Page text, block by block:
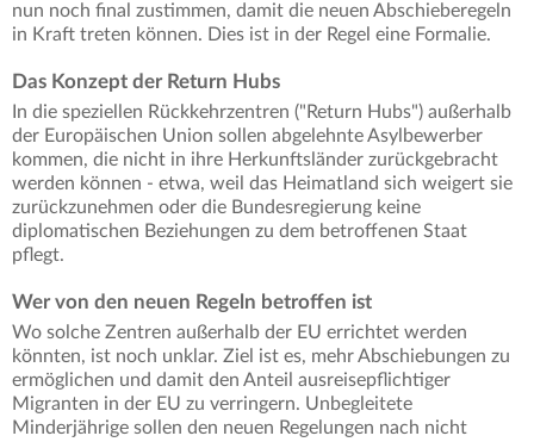
nun noch final zustimmen, damit die neuen Abschieberegeln
in Kraft treten können. Dies ist in der Regel eine Formalie.
Das Konzept der Return Hubs
In die speziellen Rückkehrzentren ("Return Hubs") außerhalb
der Europäischen Union sollen abgelehnte Asylbewerber
kommen, die nicht in ihre Herkunftsländer zurückgebracht
werden können - etwa, weil das Heimatland sich weigert sie
zurückzunehmen oder die Bundesregierung keine
diplomatischen Beziehungen zu dem betroffenen Staat
pflegt.
Wer von den neuen Regeln betroffen ist
Wo solche Zentren außerhalb der EU errichtet werden
könnten, ist noch unklar. Ziel ist es, mehr Abschiebungen zu
ermöglichen und damit den Anteil ausreisepflichtiger
Migranten in der EU zu verringern. Unbegleitete
Minderjährige sollen den neuen Regelungen nach nicht